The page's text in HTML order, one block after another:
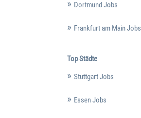
Dortmund Jobs
Frankfurt am Main Jobs
Top Städte
Stuttgart Jobs
Essen Jobs